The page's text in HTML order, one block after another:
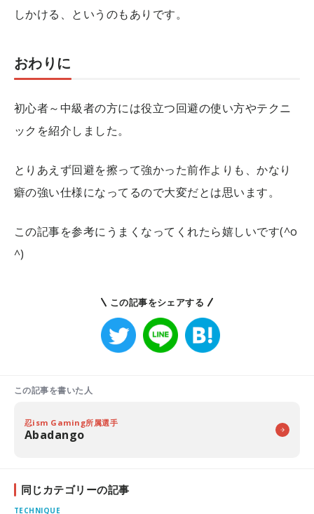
しかける、というのもありです。
おわりに
初心者～中級者の方には役立つ回避の使い方やテクニ
ックを紹介しました。
とりあえず回避を擦って強かった前作よりも、かなり
癖の強い仕様になってるので大変だとは思います。
この記事を参考にうまくなってくれたら嬉しいです(^o
^)
この記事をシェアする
この記事を書いた人
忍ism Gaming所属選手
Abadango
同じカテゴリーの記事
TECHNIQUE